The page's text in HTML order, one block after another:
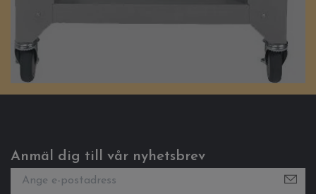
Anmäl dig till vår nyhetsbrev